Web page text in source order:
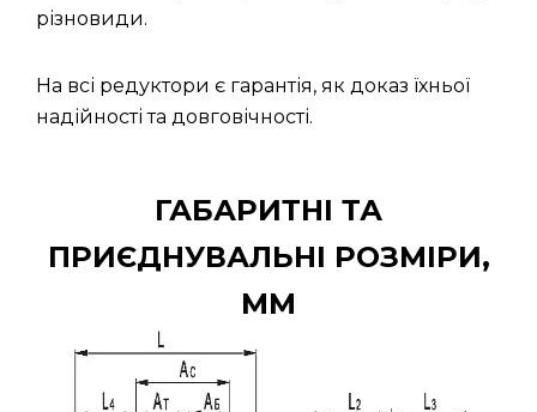
різновиди.
На всі редуктори є гарантія, як доказ їхньої
надійності та довговічності.
ГАБАРИТНІ ТА
ПРИЄДНУВАЛЬНІ РОЗМІРИ,
ММ